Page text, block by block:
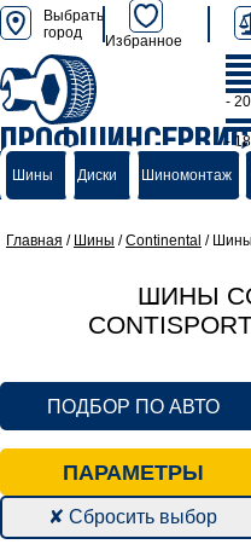
Выбрать
город
Избранное
ПРОФШИНСЕРВИС
группа компаний
-
-
Шины Диски Шиномонтаж
Главная / Шины /Continental /
ШИНЫ
ПОДБОР ПО АВТО
ПАРАМЕТРЫ
✘ Сбросить выбор